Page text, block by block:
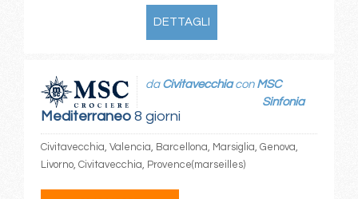
DETTAGLI
Mediterraneo8 giorni
da Civitavecchiacon MSC
Sinfonia
Civitavecchia, Valencia, Barcellona, Marsiglia, Genova,
Livorno, Civitavecchia, Provence(marseilles)